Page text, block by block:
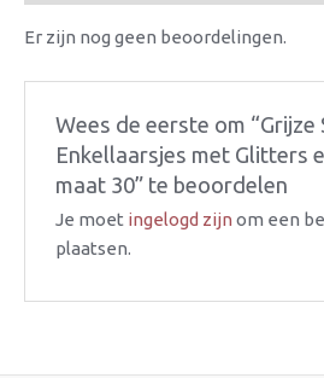
Er zijn nog geen beoordelingen.
Wees de eerste om “Grijze
Enkellaarsjes met Glitters
maat 30” te beoordelen
Je moet ingelogd zijn om een
plaatsen.